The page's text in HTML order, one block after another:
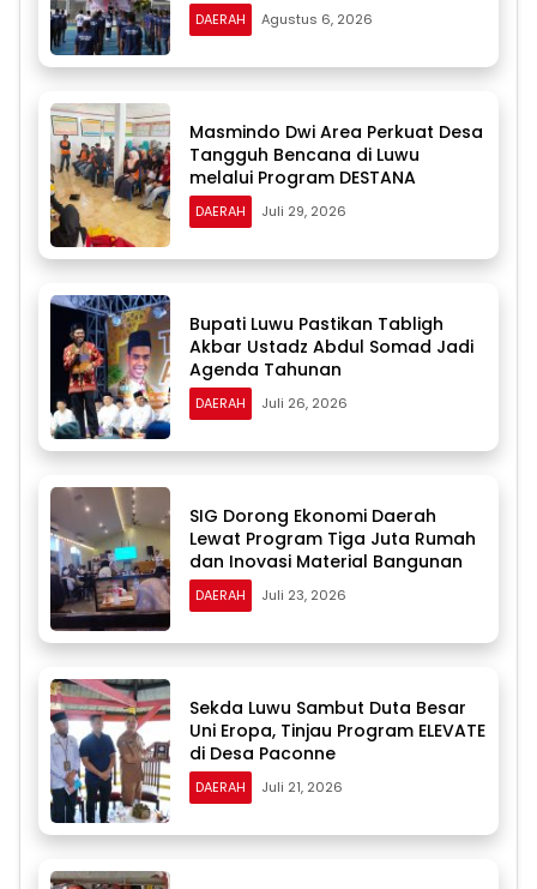
DAERAH Agustus 6, 2026
Masmindo Dwi Area Perkuat Desa
Tangguh Bencana di Luwu
melalui Program DESTANA
DAERAH Juli 29, 2026
Bupati Luwu Pastikan Tabligh
Akbar Ustadz Abdul Somad Jadi
Agenda Tahunan
DAERAH Juli 26, 2026
SIG Dorong Ekonomi Daerah
Lewat Program Tiga Juta Rumah
dan Inovasi Material Bangunan
DAERAH Juli 23, 2026
Sekda Luwu Sambut Duta Besar
Uni Eropa, Tinjau Program ELEVATE
di Desa Paconne
DAERAH Juli 21, 2026